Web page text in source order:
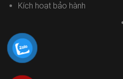
Kích hoạt bảo hành